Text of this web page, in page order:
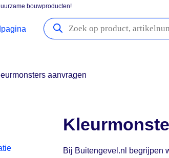
bouwproducten!
aanvragen
Bij Buitengevel.nl begrijpen